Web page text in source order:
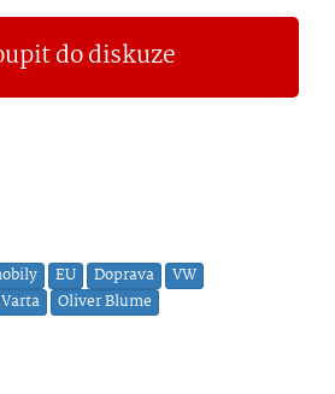
do diskuze
EU Doprava
VW
Varta Oliver Blume